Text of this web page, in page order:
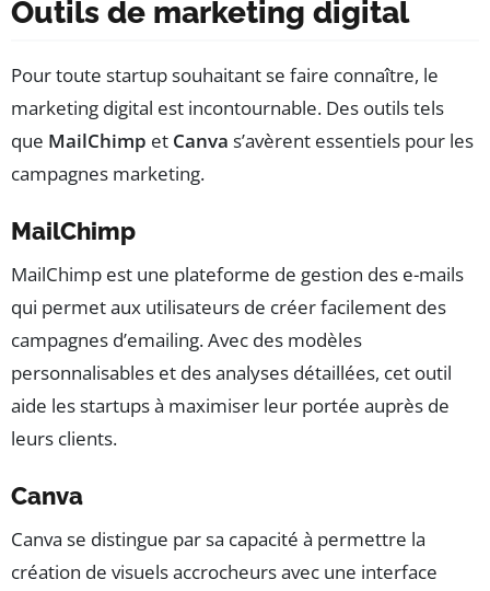
Outils de marketing digital
Pour toute startup souhaitant se faire connaître, le
marketing digital est incontournable. Des outils tels
que MailChimp et Canva s’avèrent essentiels pour les
campagnes marketing.
MailChimp
MailChimp est une plateforme de gestion des e-mails
qui permet aux utilisateurs de créer facilement des
campagnes d’emailing. Avec des modèles
personnalisables et des analyses détaillées, cet outil
aide les startups à maximiser leur portée auprès de
leurs clients.
Canva
Canva se distingue par sa capacité à permettre la
création de visuels accrocheurs avec une interface